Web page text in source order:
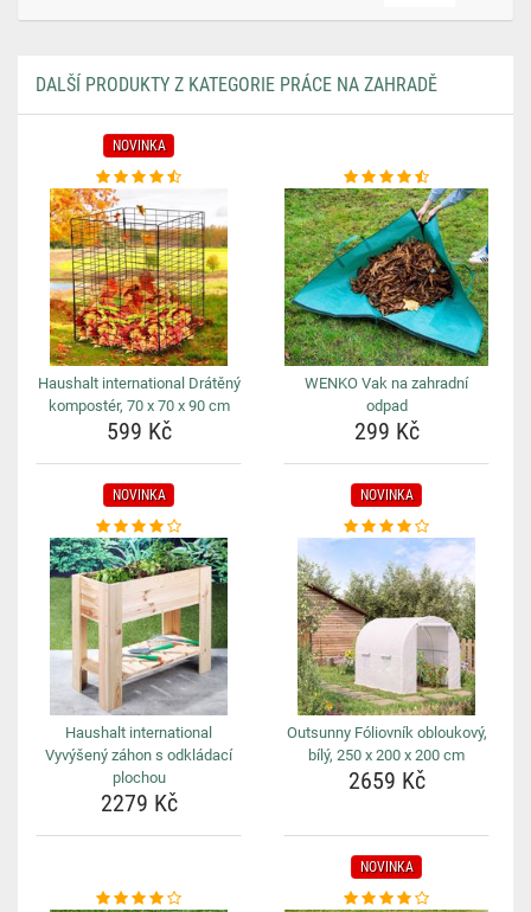
DALŠÍ PRODUKTY Z KATEGORIE PRÁCE NA ZAHRADĚ
NOVINKA
Haushalt international Drátěný
kompostér, 70 x 70 x 90 cm
599 Kč
WENKO Vak na zahradní
odpad
299 Kč
NOVINKA
Haushalt international
Vyvýšený záhon s odkládací
plochou
2279 Kč
NOVINKA
Outsunny Fóliovník obloukový,
bílý, 250 x 200 x 200 cm
2659 Kč
NOVINKA